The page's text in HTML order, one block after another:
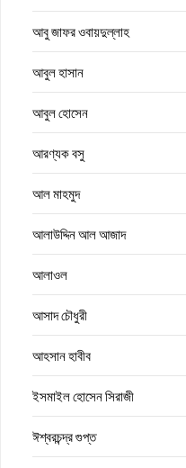
আবু জাফর ওবায়দুল্লাহ
আবুল হাসান
আবুল হোসেন
আরণ্যক বসু
আল মাহমুদ
আলাউদ্দিন আল আজাদ
আলাওল
আসাদ চৌধুরী
আহসান হাবীব
ইসমাইল হোসেন সিরাজী
ঈশ্বরচন্দ্র গুপ্ত